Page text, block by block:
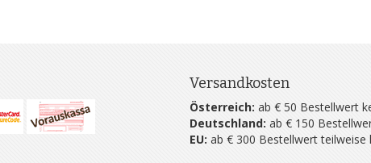
Versandkosten
Österreich: ab € 50 Bestellwert
Deutschland: ab € 150
EU: ab € 300 Bestellwert teilweise